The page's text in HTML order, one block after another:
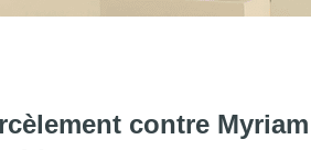
l'article "“Sexisme Pépouze” :
contre Myriam